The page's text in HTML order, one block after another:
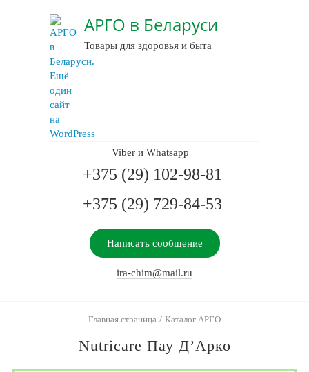
АРГО в Беларуси
Товары для здоровья и быта
Viber и Whatsapp
+375 (29) 102-98-81
+375 (29) 729-84-53
Написать сообщение
ira-chim@mail.ru
Главная страница / Каталог АРГО
Nutricare Пау Д’Арко